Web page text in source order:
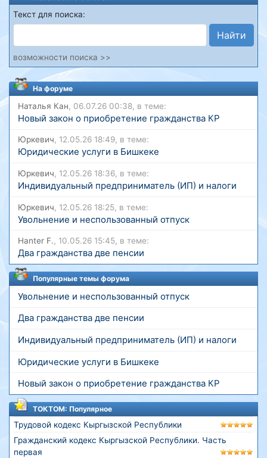
Текст для поиска:
Найти
возможности поиска >>
На форуме
Наталья Кан, 06.07.26 00:38, в теме:
Новый закон о приобретение гражданства КР
Юркевич, 12.05.26 18:49, в теме:
Юридические услуги в Бишкеке
Юркевич, 12.05.26 18:36, в теме:
Индивидуальный предприниматель (ИП) и налоги
Юркевич, 12.05.26 18:25, в теме:
Увольнение и неспользованный отпуск
Hanter F., 10.05.26 15:45, в теме:
Два гражданства две пенсии
Популярные темы форума
Увольнение и неспользованный отпуск
Два гражданства две пенсии
Индивидуальный предприниматель (ИП) и налоги
Юридические услуги в Бишкеке
Новый закон о приобретение гражданства КР
ТОКТОМ: Популярное
Трудовой кодекс Кыргызской Республики
Гражданский кодекс Кыргызской Республики. Часть
первая